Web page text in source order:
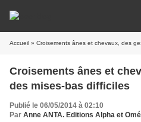
Accueil » Croisements ânes et chevaux, des
Croisements ânes et
des mises-bas difficiles
Publié le 06/05/2014 à 02:10
Par Anne ANTA. Editions Alpha et